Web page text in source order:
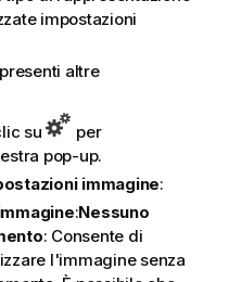
impostazioni
altre
su
per
pop-up.
immagine:
:Nessuno
: Consente di
l'immagine senza